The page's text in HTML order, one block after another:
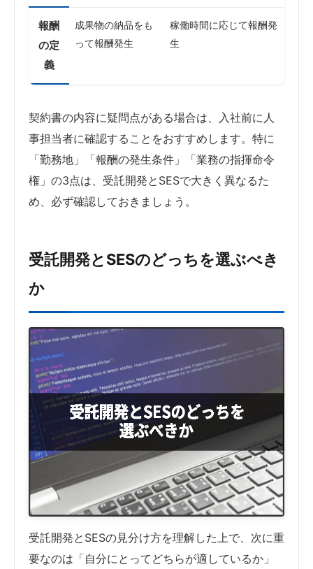
報酬
の定
義
成果物の納品をも
って報酬発生
稼働時間に応じて報酬発
生
契約書の内容に疑問点がある場合は、入社前に人
事担当者に確認することをおすすめします。特に
「勤務地」「報酬の発生条件」「業務の指揮命令
権」の3点は、受託開発とSESで大きく異なるた
め、必ず確認しておきましょう。
受託開発とSESのどっちを選ぶべき
か
受託開発とSESの見分け方を理解した上で、次に重
要なのは「自分にとってどちらが適しているか」